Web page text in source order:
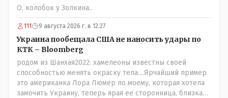
О, колобок у Золкина..
111 9 августа 2026 г. в 12:27
Украина пообещала США не наносить удары по
КТК – Bloomberg
родом из Шанхая2022: хамелеоны известны своей
способностью менять окраску тела....Ярчайший пример
это американка Лора Люмер по моему, которая хотела
замочить Украину, теперь ярая ее сторонница, близкая